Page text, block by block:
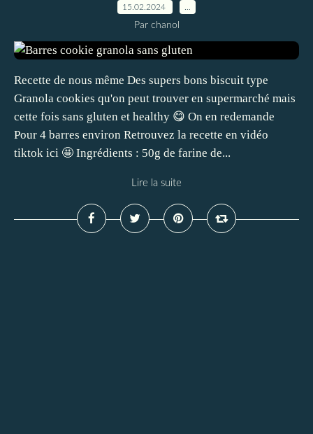
15.02.2024
Par chanol
Recette de nous même Des supers bons biscuit type
Granola cookies qu'on peut trouver en supermarché mais
cette fois sans gluten et healthy 😋 On en redemande
Pour 4 barres environ Retrouvez la recette en vidéo
tiktok ici 🤩 Ingrédients : 50g de farine de...
Lire la suite